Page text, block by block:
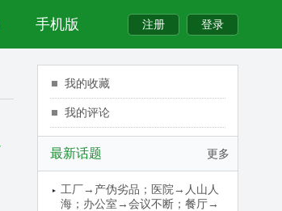
手机版
我的收藏
我的评论
更多
最新话题
工厂→产伪劣品；医院→人山人
海；办公室→会议不断；餐厅→